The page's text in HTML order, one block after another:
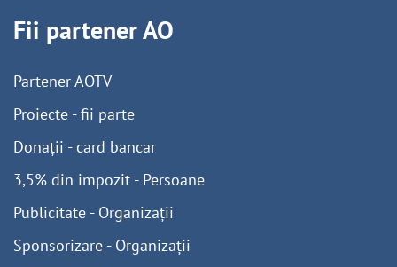
Fii partener AO
Partener AOTV
Proiecte - fii parte
Donații - card bancar
3,5% din impozit - Persoane
Publicitate - Organizații
Sponsorizare - Organizații